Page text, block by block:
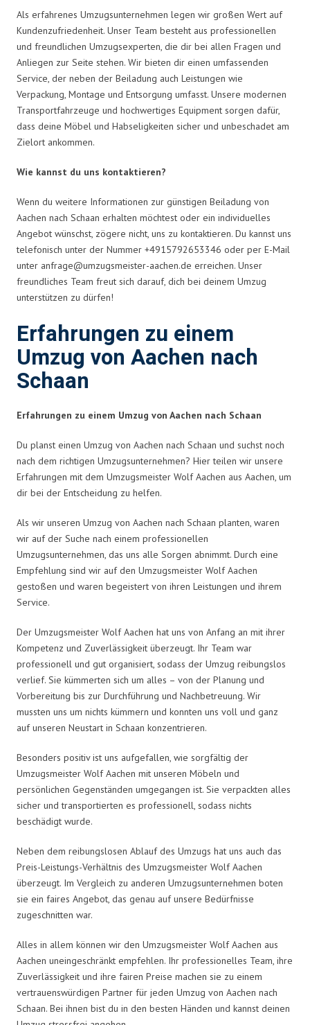
Als erfahrenes Umzugsunternehmen legen wir großen Wert auf
Kundenzufriedenheit. Unser Team besteht aus professionellen
und freundlichen Umzugsexperten, die dir bei allen Fragen und
Anliegen zur Seite stehen. Wir bieten dir einen umfassenden
Service, der neben der Beiladung auch Leistungen wie
Verpackung, Montage und Entsorgung umfasst. Unsere modernen
Transportfahrzeuge und hochwertiges Equipment sorgen dafür,
dass deine Möbel und Habseligkeiten sicher und unbeschadet am
Zielort ankommen.
Wie kannst du uns kontaktieren?
Wenn du weitere Informationen zur günstigen Beiladung von
Aachen nach Schaan erhalten möchtest oder ein individuelles
Angebot wünschst, zögere nicht, uns zu kontaktieren. Du kannst uns
telefonisch unter der Nummer +4915792653346 oder per E-Mail
unter anfrage@umzugsmeister-aachen.de erreichen. Unser
freundliches Team freut sich darauf, dich bei deinem Umzug
unterstützen zu dürfen!
Erfahrungen zu einem
Umzug von Aachen nach
Schaan
Erfahrungen zu einem Umzug von Aachen nach Schaan
Du planst einen Umzug von Aachen nach Schaan und suchst noch
nach dem richtigen Umzugsunternehmen? Hier teilen wir unsere
Erfahrungen mit dem Umzugsmeister Wolf Aachen aus Aachen, um
dir bei der Entscheidung zu helfen.
Als wir unseren Umzug von Aachen nach Schaan planten, waren
wir auf der Suche nach einem professionellen
Umzugsunternehmen, das uns alle Sorgen abnimmt. Durch eine
Empfehlung sind wir auf den Umzugsmeister Wolf Aachen
gestoßen und waren begeistert von ihren Leistungen und ihrem
Service.
Der Umzugsmeister Wolf Aachen hat uns von Anfang an mit ihrer
Kompetenz und Zuverlässigkeit überzeugt. Ihr Team war
professionell und gut organisiert, sodass der Umzug reibungslos
verlief. Sie kümmerten sich um alles – von der Planung und
Vorbereitung bis zur Durchführung und Nachbetreuung. Wir
mussten uns um nichts kümmern und konnten uns voll und ganz
auf unseren Neustart in Schaan konzentrieren.
Besonders positiv ist uns aufgefallen, wie sorgfältig der
Umzugsmeister Wolf Aachen mit unseren Möbeln und
persönlichen Gegenständen umgegangen ist. Sie verpackten alles
sicher und transportierten es professionell, sodass nichts
beschädigt wurde.
Neben dem reibungslosen Ablauf des Umzugs hat uns auch das
Preis-Leistungs-Verhältnis des Umzugsmeister Wolf Aachen
überzeugt. Im Vergleich zu anderen Umzugsunternehmen boten
sie ein faires Angebot, das genau auf unsere Bedürfnisse
zugeschnitten war.
Alles in allem können wir den Umzugsmeister Wolf Aachen aus
Aachen uneingeschränkt empfehlen. Ihr professionelles Team, ihre
Zuverlässigkeit und ihre fairen Preise machen sie zu einem
vertrauenswürdigen Partner für jeden Umzug von Aachen nach
Schaan. Bei ihnen bist du in den besten Händen und kannst deinen